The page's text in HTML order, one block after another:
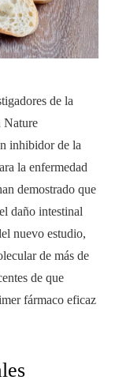
de la
Nature
inhibidor de la
la enfermedad
demostrado que
daño intestinal
nuevo estudio,
de más de
de que
fármaco eficaz